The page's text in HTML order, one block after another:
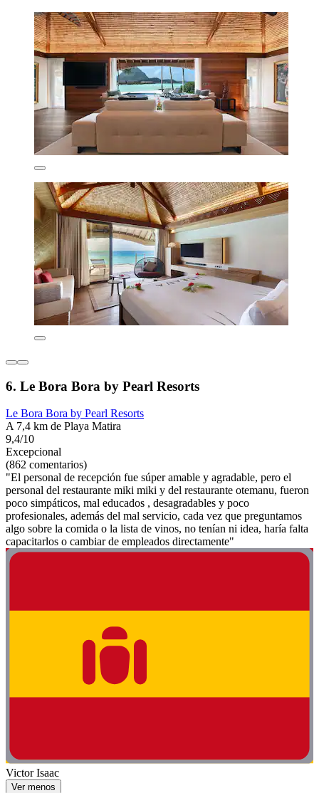
6. Le Bora Bora by Pearl Resorts
Le Bora Bora by Pearl Resorts
A 7,4 km de Playa Matira
9,4/10
Excepcional
(862 comentarios)
"El personal de recepción fue súper amable y agradable, pero el
personal del restaurante miki miki y del restaurante otemanu, fueron
poco simpáticos, mal educados , desagradables y poco
profesionales, además del mal servicio, cada vez que preguntamos
algo sobre la comida o la lista de vinos, no tenían ni idea, haría falta
capacitarlos o cambiar de empleados directamente"
Victor Isaac
Ver menos